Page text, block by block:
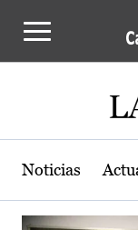
Actualidad
Noticias